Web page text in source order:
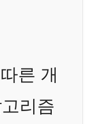
른 개
리즘